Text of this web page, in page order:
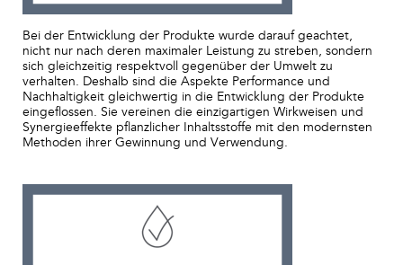
Bei der Entwicklung der Produkte wurde darauf geachtet,
nicht nur nach deren maximaler Leistung zu streben, sondern
sich gleichzeitig respektvoll gegenüber der Umwelt zu
verhalten. Deshalb sind die Aspekte Performance und
Nachhaltigkeit gleichwertig in die Entwicklung der Produkte
eingeflossen. Sie vereinen die einzigartigen Wirkweisen und
Synergieeffekte pflanzlicher Inhaltsstoffe mit den modernsten
Methoden ihrer Gewinnung und Verwendung.